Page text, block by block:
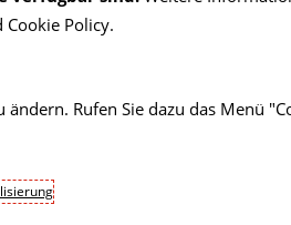
Kapseln –
Magnesium,
Policy.
Rufen Sie dazu das Menü